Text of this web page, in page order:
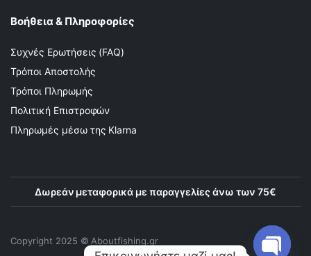
Βοήθεια & Πληροφορίες
Συχνές Ερωτήσεις (FAQ)
Τρόποι Αποστολής
Τρόποι Πληρωμής
Πολιτική Επιστροφών
Πληρωμές μέσω της Klarna
Δωρεάν μεταφορικά με παραγγελίες άνω των 75€
Copyright 2025 © Αboutfishing.gr